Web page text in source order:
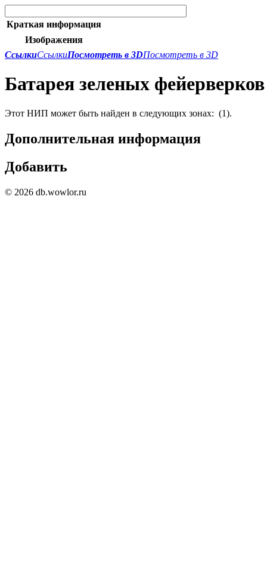
Краткая информация
Изображения
СсылкиСсылкиПосмотреть в 3DПосмотреть в 3D
Батарея зеленых фейерверков
Этот НИП может быть найден в следующих зонах: (1).
Дополнительная информация
Добавить
© 2026 db.wowlor.ru